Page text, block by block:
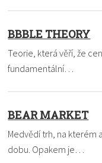
BBBLE THEORY
Teorie, která věří, že
fundamentální…
BEAR MARKET
Medvědí trh, na kterém
dobu. Opakem je…